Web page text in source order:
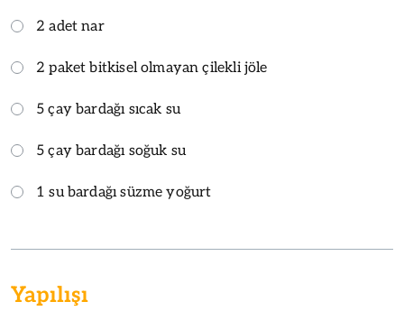
2 adet nar
2 paket bitkisel olmayan çilekli jöle
5 çay bardağı sıcak su
5 çay bardağı soğuk su
1 su bardağı süzme yoğurt
Yapılışı